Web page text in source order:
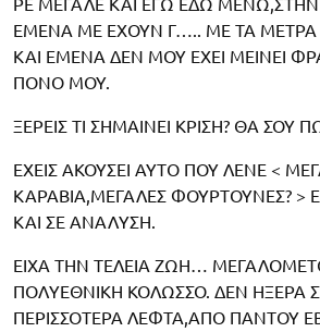
ΡΕ ΜΕΓΑΛΕ ΚΑΙ ΕΓΩ ΕΔΩ
ΕΜΕΝΑ ΜΕ ΕΧΟΥΝ Γ….. ΜΕ ΤΑ ΜΕΤΡΑ
ΚΑΙ ΕΜΕΝΑ ΔΕΝ ΜΟΥ ΕΧΕΙ ΜΕΙΝΕΙ
ΠΟΝΟ ΜΟΥ.
ΞΕΡΕΙΣ ΤΙ ΣΗΜΑΙΝΕΙ ΚΡΙΣΗ? ΘΑ ΣΟΥ
ΕΧΕΙΣ ΑΚΟΥΣΕΙ ΑΥΤΟ ΠΟΥ ΛΕΝΕ <
ΚΑΡΑΒΙΑ,ΜΕΓΑΛΕΣ ΦΟΥΡΤΟΥΝΕΣ? >
ΚΑΙ ΣΕ ΑΝΑΛΥΣΗ.
ΕΙΧΑ ΤΗΝ ΤΕΛΕΙΑ ΖΩΗ…
ΠΟΛΥΕΘΝΙΚΗ ΚΟΛΩΣΣΟ. ΔΕΝ ΗΞΕΡΑ
ΠΕΡΙΣΣΟΤΕΡΑ ΛΕΦΤΑ,ΑΠΟ ΠΑΝΤΟΥ